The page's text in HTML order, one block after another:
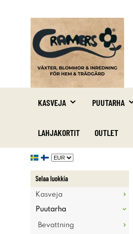
KASVEJA PUUTARHA
LAHJAKORTIT OUTLET
Selaa luokkia
Kasveja
Puutarha
Bevattning